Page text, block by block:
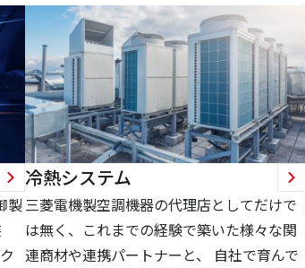
製
冷熱システム
三菱電機製空調機器の代理店としてだけで
は無く、これまでの経験で築いた様々な関
連商材や連携パートナーと、 自社で育んで